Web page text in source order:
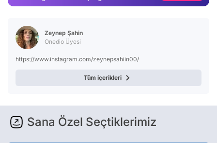
Zeynep Şahin
Onedio Üyesi
https://www.instagram.com/zeynepsahiin00/
Tüm içerikleri
Sana Özel Seçtiklerimiz